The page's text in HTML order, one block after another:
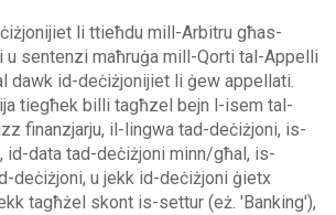
li ttieħdu mill-Arbitru għas-
u sentenzi maħruġa mill-Qorti tal-Appelli
dawk id-deċiżjonijiet li ġew appellati.
tiegħek billi tagħzel bejn l-isem tal-
finanzjarju, il-lingwa tad-deċiżjoni, is-
id-data tad-deċiżjoni minn/għal, is-
deċiżjoni, u jekk id-deċiżjoni ġietx
tagħżel skont is-settur (eż. 'Banking'),